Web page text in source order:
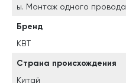
ы. Монтаж одного провода
Бренд
КВТ
Страна происхождения
Китай